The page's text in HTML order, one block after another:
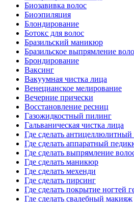
Биозавивка волос
Биоэпиляция
Блондирование
Ботокс для волос
Бразильский маникюр
Бразильское выпрямление
Брондирование
Ваксинг
Вакуумная чистка лица
Венецианское мелирование
Вечерние прически
Восстановление ресниц
Газожидкостный пилинг
Гальваническая чистка лица
Где сделать антицеллюлитный
Где сделать аппаратный
Где сделать выпрямление
Где сделать маникюр
Где сделать мехенди
Где сделать пирсинг
Где сделать покрытие ногтей
Где сделать свадебный макияж